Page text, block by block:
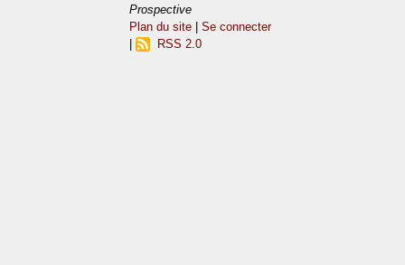
Prospective
Plan du site |Se connecter
RSS 2.0